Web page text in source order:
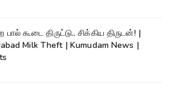
பால் கூடை திருட்டு.. சிக்கிய திருடன்! |
Milk Theft | Kumudam News |